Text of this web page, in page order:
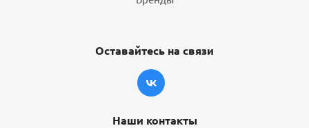
Оставайтесь на связи
Наши контакты